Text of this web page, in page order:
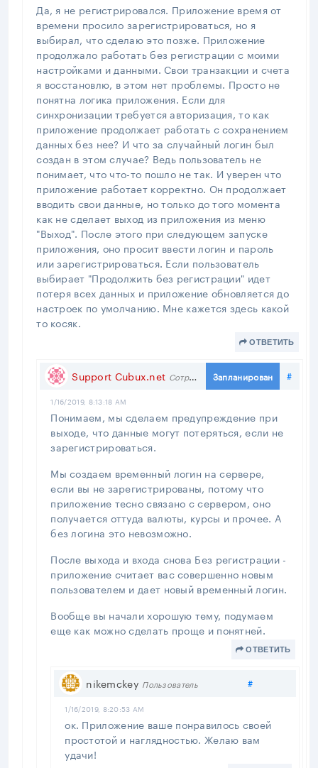
Да, я не регистрировался. Приложение время от
времени просило зарегистрироваться, но я
выбирал, что сделаю это позже. Приложение
продолжало работать без регистрации с моими
настройками и данными. Свои транзакции и счета
я восстановлю, в этом нет проблемы. Просто не
понятна логика приложения. Если для
синхронизации требуется авторизация, то как
приложение продолжает работать с сохранением
данных без нее? И что за случайный логин был
создан в этом случае? Ведь пользователь не
понимает, что что-то пошло не так. И уверен что
приложение работает корректно. Он продолжает
вводить свои данные, но только до того момента
как не сделает выход из приложения из меню
"Выход". После этого при следующем запуске
приложения, оно просит ввести логин и пароль
или зарегистрироваться. Если пользователь
выбирает "Продолжить без регистрации" идет
потеря всех данных и приложение обновляется до
настроек по умолчанию. Мне кажется здесь какой
то косяк.
ОТВЕТИТЬ
Support Cubux.net Сотрудник Запланирован #
1/16/2019, 8:13:18 AM
Понимаем, мы сделаем предупреждение при
выходе, что данные могут потеряться, если не
зарегистрироваться.
Мы создаем временный логин на сервере,
если вы не зарегистрированы, потому что
приложение тесно связано с сервером, оно
получается оттуда валюты, курсы и прочее. А
без логина это невозможно.
После выхода и входа снова Без регистрации -
приложение считает вас совершенно новым
пользователем и дает новый временный логин.
Вообще вы начали хорошую тему, подумаем
еще как можно сделать проще и понятней.
ОТВЕТИТЬ
nikemckey Пользователь #Поделиться
1/16/2019, 8:20:53 AM
ок. Приложение ваше понравилось своей
простотой и наглядностью. Желаю вам
удачи!